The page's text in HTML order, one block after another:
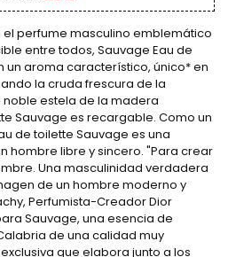
el perfume masculino emblemático
entre todos, Sauvage Eau de
un aroma característico, único* en
la cruda frescura de la
estela de la madera
Sauvage es recargable. Como un
de toilette Sauvage es una
hombre libre y sincero. "Para crear
Una masculinidad verdadera
de un hombre moderno y
Perfumista-Creador Dior
Sauvage, una esencia de
de una calidad muy
que elabora junto a los